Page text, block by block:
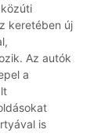
keretében új
Az autók
a
is